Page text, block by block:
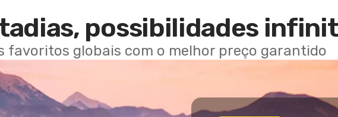
possibilidades
favoritos globais com o melhor preço garantido